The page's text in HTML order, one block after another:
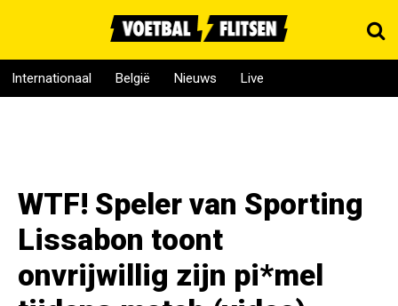
Internationaal België Nieuws Live
WTF! Speler van Sporting
Lissabon toont
onvrijwillig zijn pi*mel